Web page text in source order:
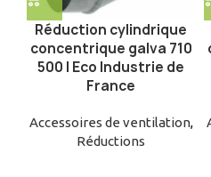
Réduction cylindrique
concentrique galva 710
500 | Eco Industrie de
France
Accessoires de ventilation,
Réductions